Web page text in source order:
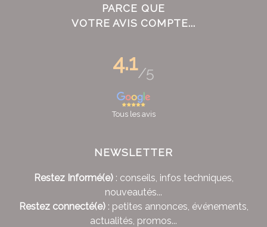
PARCE QUE
VOTRE AVIS COMPTE...
4.1/5
Tous les avis
NEWSLETTER
Restez Informé(e): conseils, infos techniques,
nouveautés...
Restez connecté(e): petites annonces, événements,
actualités, promos...